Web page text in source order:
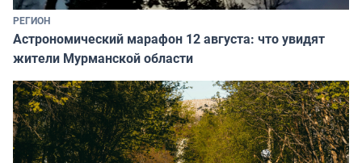
РЕГИОН
Астрономический марафон 12 августа: что увидят
жители Мурманской области